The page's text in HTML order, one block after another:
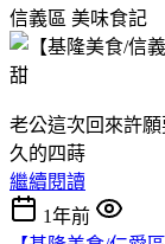
信義區 美味食記
老公這次回來許
久的四蒔
繼續閱讀
1年前